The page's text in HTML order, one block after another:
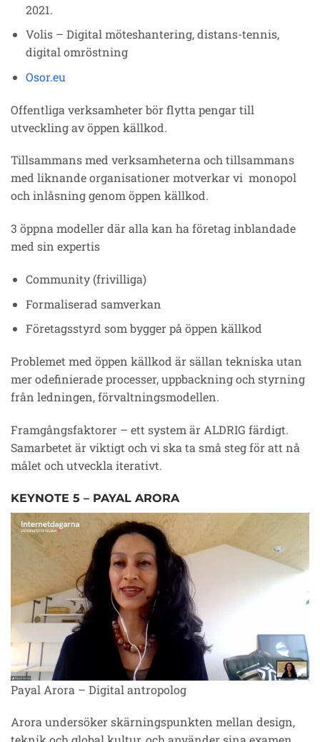
2021.
Volis – Digital möteshantering, distans-tennis,
digital omröstning
Osor.eu
Offentliga verksamheter bör flytta pengar till
utveckling av öppen källkod.
Tillsammans med verksamheterna och tillsammans
med liknande organisationer motverkar vi monopol
och inlåsning genom öppen källkod.
3 öppna modeller där alla kan ha företag inblandade
med sin expertis
Community (frivilliga)
Formaliserad samverkan
Företagsstyrd som bygger på öppen källkod
Problemet med öppen källkod är sällan tekniska utan
mer odefinierade processer, uppbackning och styrning
från ledningen, förvaltningsmodellen.
Framgångsfaktorer – ett system är ALDRIG färdigt.
Samarbetet är viktigt och vi ska ta små steg för att nå
målet och utveckla iterativt.
KEYNOTE 5 – PAYAL ARORA
Payal Arora – Digital antropolog
Arora undersöker skärningspunkten mellan design,